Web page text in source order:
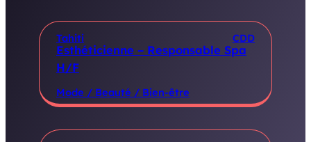
Tahiti CDD
Esthéticienne – Responsable Spa
H/F
Mode / Beauté / Bien-être